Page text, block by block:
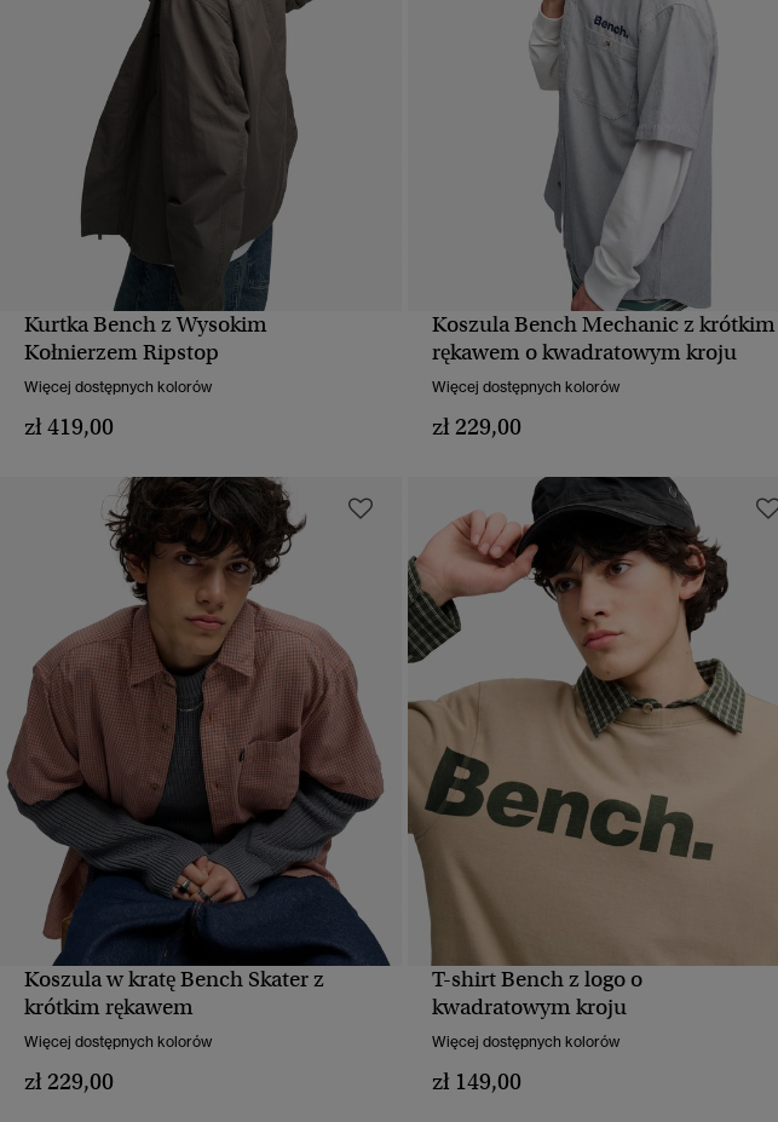
SZYBKI PODGLĄD
Kurtka Bench z Wysokim
Kołnierzem Ripstop
Więcej dostępnych kolorów
zł 419,00
SZYBKI PODGLĄD
Koszula Bench Mechanic z krótkim
rękawem o kwadratowym kroju
Więcej dostępnych kolorów
zł 229,00
SZYBKI PODGLĄD
Koszula w kratę Bench Skater z
krótkim rękawem
Więcej dostępnych kolorów
zł 229,00
SZYBKI PODGLĄD
T-shirt Bench z logo o
kwadratowym kroju
Więcej dostępnych kolorów
zł 149,00